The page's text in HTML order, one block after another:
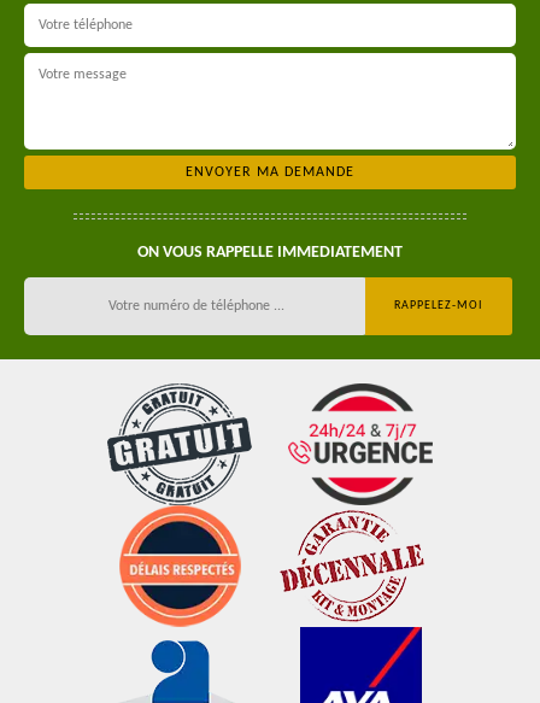
ON VOUS RAPPELLE IMMEDIATEMENT